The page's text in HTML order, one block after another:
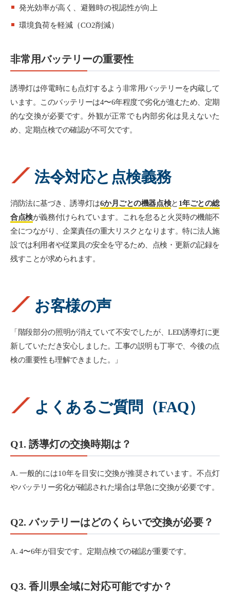
発光効率が高く、避難時の視認性が向上
環境負荷を軽減（CO2削減）
非常用バッテリーの重要性
誘導灯は停電時にも点灯するよう非常用バッテリーを内蔵して
います。このバッテリーは4〜6年程度で劣化が進むため、定期
的な交換が必要です。外観が正常でも内部劣化は見えないた
め、定期点検での確認が不可欠です。
法令対応と点検義務
消防法に基づき、誘導灯は6か月ごとの機器点検と 1年ごとの総
合点検が義務付けられています。これを怠ると火災時の機能不
全につながり、企業責任の重大リスクとなります。特に法人施
設では利用者や従業員の安全を守るため、点検・更新の記録を
残すことが求められます。
お客様の声
「階段部分の照明が消えていて不安でしたが、LED誘導灯に更
新していただき安心しました。工事の説明も丁寧で、今後の点
検の重要性も理解できました。」
よくあるご質問（FAQ）
Q1. 誘導灯の交換時期は？
A. 一般的には10年を目安に交換が推奨されています。不点灯
やバッテリー劣化が確認された場合は早急に交換が必要です。
Q2. バッテリーはどのくらいで交換が必要？
A. 4〜6年が目安です。定期点検での確認が重要です。
Q3. 香川県全域に対応可能ですか？